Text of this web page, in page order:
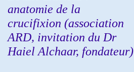
anatomie de la
crucifixion (association
ARD, invitation du Dr
Haiel Alchaar, fondateur)